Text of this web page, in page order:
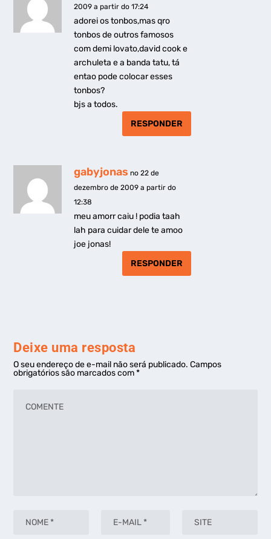
2009 a partir do 17:24
adorei os tonbos,mas qro
tonbos de outros famosos
com demi lovato,david cook e
archuleta e a banda tatu, tá
entao pode colocar esses
tonbos?
bjs a todos.
RESPONDER
gabyjonas no 22 de
dezembro de 2009 a partir do
12:38
meu amorr caiu ! podia taah
lah para cuidar dele te amoo
joe jonas!
RESPONDER
Deixe uma resposta
O seu endereço de e-mail não será publicado. Campos
obrigatórios são marcados com*